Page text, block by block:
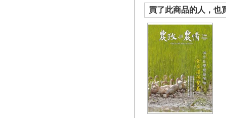
買了此商品的人，也